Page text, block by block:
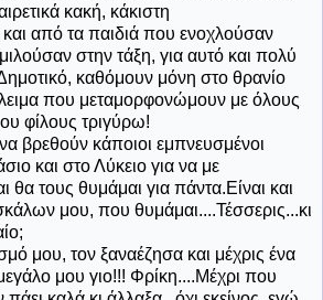
κακή, κάκιστη
από τα παιδιά που ενοχλούσαν
στην τάξη, για αυτό και πολύ
καθόμουν μόνη στο θρανίο
που μεταμορφονώμουν με όλους
φίλους τριγύρω!
βρεθούν κάποιοι εμπνευσμένοι
και στο Λύκειο για να με
θα τους θυμάμαι για πάντα.Είναι και
μου, που θυμάμαι....Τέσσερις...κι
μου, τον ξαναέζησα και μέχρις ένα
μου γιο!!! Φρίκη....Μέχρι που